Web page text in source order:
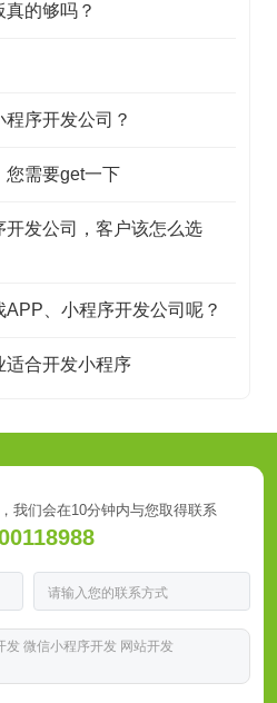
的够吗？
序开发公司？
您需要get一下
发公司，客户该怎么选
、小程序开发公司呢？
适合开发小程序
我们会在10分钟内与您取得联系